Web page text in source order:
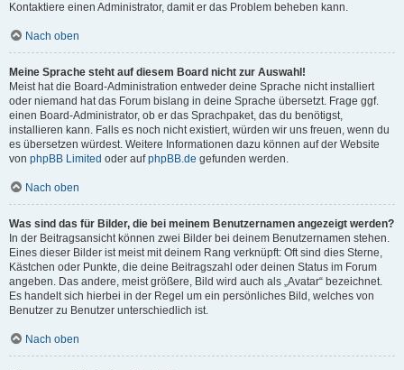
Kontaktiere einen Administrator, damit er das Problem beheben kann.
Nach oben
Meine Sprache steht auf diesem Board nicht zur Auswahl!
Meist hat die Board-Administration entweder deine Sprache nicht installiert
oder niemand hat das Forum bislang in deine Sprache übersetzt. Frage ggf.
einen Board-Administrator, ob er das Sprachpaket, das du benötigst,
installieren kann. Falls es noch nicht existiert, würden wir uns freuen, wenn du
es übersetzen würdest. Weitere Informationen dazu können auf der Website
von phpBB Limited oder aufphpBB.de gefunden werden.
Nach oben
Was sind das für Bilder, die bei meinem Benutzernamen angezeigt werden?
In der Beitragsansicht können zwei Bilder bei deinem Benutzernamen stehen.
Eines dieser Bilder ist meist mit deinem Rang verknüpft: Oft sind dies Sterne,
Kästchen oder Punkte, die deine Beitragszahl oder deinen Status im Forum
angeben. Das andere, meist größere, Bild wird auch als „Avatar“ bezeichnet.
Es handelt sich hierbei in der Regel um ein persönliches Bild, welches von
Benutzer zu Benutzer unterschiedlich ist.
Nach oben